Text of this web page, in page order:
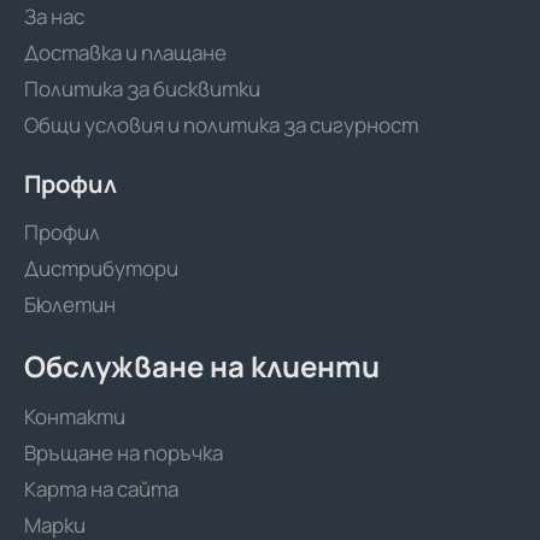
За нас
Доставка и плащане
Политика за бисквитки
Общи условия и политика за сигурност
Профил
Профил
Дистрибутори
Бюлетин
Обслужване на клиенти
Контакти
Връщане на поръчка
Карта на сайта
Марки